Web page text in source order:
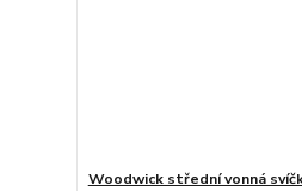
Woodwick střední vonná